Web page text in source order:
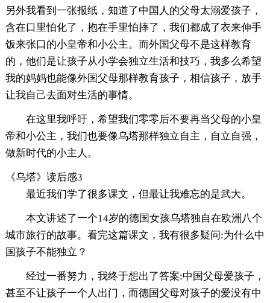
另外我看到一张报纸，知道了中国人的父母太溺爱孩子，
含在口里怕化了，抱在手里怕摔了，我们都成了衣来伸手
饭来张口的小皇帝和小公主。而外国父母不是这样教育
的，他们是让孩子从小学会独立生活和技巧，我多么希望
我的妈妈也能像外国父母那样教育孩子，相信孩子，放手
让我自己去面对生活的事情。
在这里我呼吁，希望我们零零后不要再当父母的小皇
帝和小公主，我们也要像乌塔那样独立自主，自立自强，
做新时代的小主人。
《乌塔》读后感3
最近我们学了很多课文，但最让我难忘的是武大。
本文讲述了一个14岁的德国女孩乌塔独自在欧洲八个
城市旅行的故事。看完这篇课文，我有很多疑问:为什么中
国孩子不能独立？
经过一番努力，我终于想出了答案:中国父母爱孩子，
甚至不让孩子一个人出门，而德国父母对孩子的爱没有中